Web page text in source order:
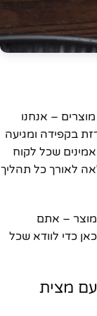
– אנחנו
בקפידה ומגיעה
שכל לקוח
לאורך כל תהליך
– אתם
כדי לוודא שכל
מצית